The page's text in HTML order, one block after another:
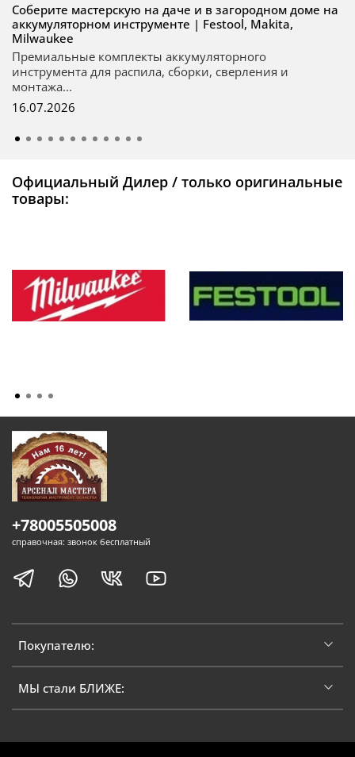
Соберите мастерскую на даче и в загородном доме на
аккумуляторном инструменте | Festool, Makita,
Milwaukee
Премиальные комплекты аккумуляторного
инструмента для распила, сборки, сверления и
монтажа...
16.07.2026
Официальный Дилер / только оригинальные
товары:
Покупателю:
МЫ стали БЛИЖЕ:
+78005505008
справочная: звонок бесплатный